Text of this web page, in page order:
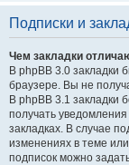
Подписки и
Чем закладки
В phpBB 3.0 закладки
браузере. Вы не
В phpBB 3.1
получать
закладках. В случае
изменениях в теме
подписок можно